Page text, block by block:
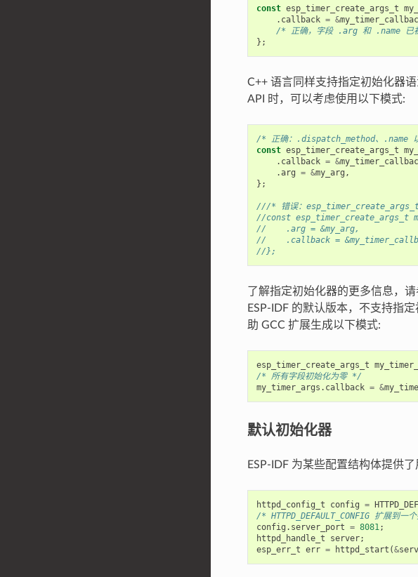
const esp_timer_create_args_t
. callback = &
/* 正确，字段 .arg 和 .name 已
};
C++ 语言同样支持指定初始化器
API 时，可以考虑使用以下模式:
/* 正确：.dispatch_method、.name
const esp_timer_create_args_t
. callback = &
.arg = &my_arg ,
};
///* 错误：
//const esp_timer_create_args_t
//    .arg = &my_arg,
//    .callback =
//};
了解指定初始化器的更多信息，请
ESP-IDF 的默认版本，不支持指
助 GCC 扩展生成以下模式:
esp_timer_create_args_t
/* 所有字段初始化为零 */
my_timer_args . callback = &
默认初始化器
ESP-IDF 为某些配置结构体提供
httpd_config_t config =
/* HTTPD_DEFAULT_CONFIG 扩展到一
config . server_port = 8081;
httpd_handle_t
server;
esp_err_t err = httpd_start (&